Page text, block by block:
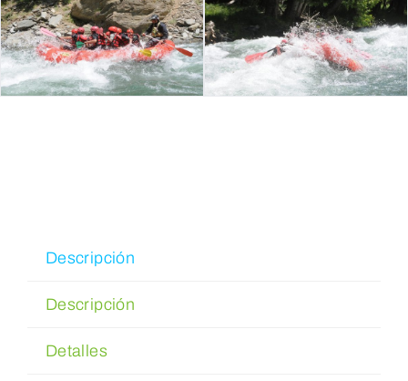
Contacto
Reservar
Descripción
Descripción
Detalles